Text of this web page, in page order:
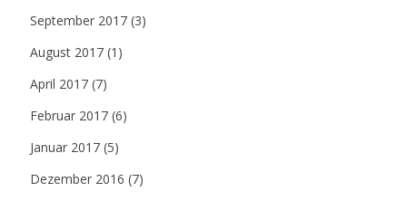
September 2017 (3)
August 2017 (1)
April 2017 (7)
Februar 2017 (6)
Januar 2017 (5)
Dezember 2016 (7)